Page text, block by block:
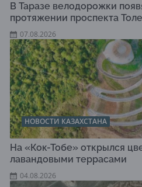
В Таразе велодорожки
протяжении проспекта
07.08.2026
НОВОСТИ КАЗАХСТАНА
На «Кок-Тобе» открылся
лавандовыми террасами
04.08.2026